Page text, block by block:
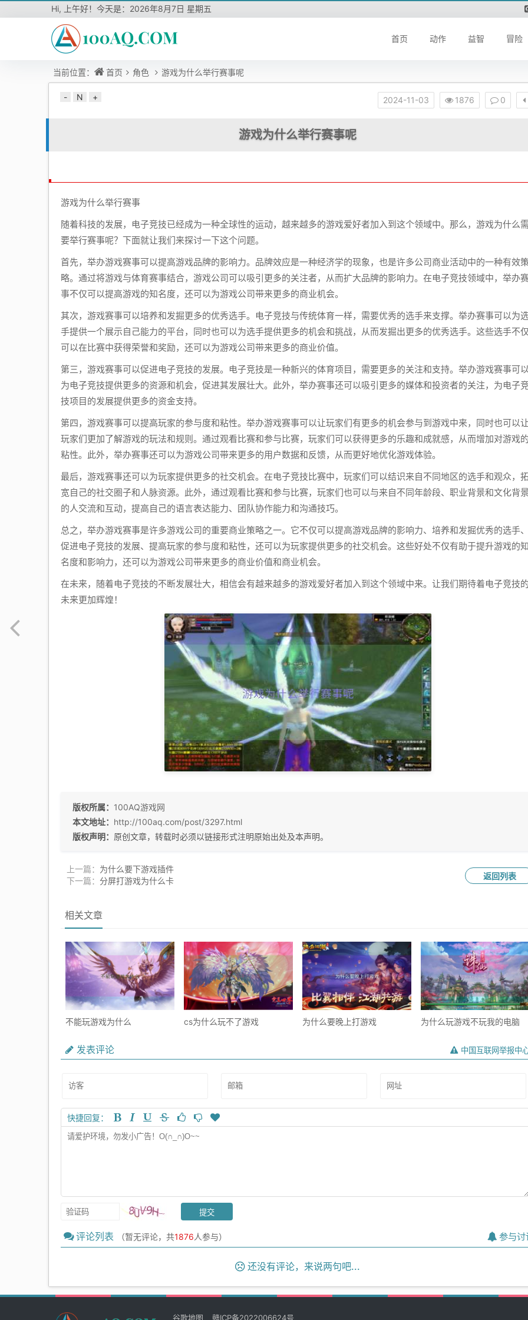
Hi, 上午好！今天是： 2026年8月7日 星期五
首页 动作 益智 冒险
当前位置： 首页 角色 游戏为什么举行赛事呢
2024-11-03 1876 0
- N +
游戏为什么举行赛事呢
游戏为什么举行赛事
随着科技的发展，电子竞技已经成为一种全球性的运动，越来越多的游戏爱好者加入到这个领域中。那么，游戏为什么
要举行赛事呢？下面就让我们来探讨一下这个问题。
首先，举办游戏赛事可以提高游戏品牌的影响力。品牌效应是一种经济学的现象，也是许多公司商业活动中的一种有效
略。通过将游戏与体育赛事结合，游戏公司可以吸引更多的关注者，从而扩大品牌的影响力。在电子竞技领域中，举办
事不仅可以提高游戏的知名度，还可以为游戏公司带来更多的商业机会。
其次，游戏赛事可以培养和发掘更多的优秀选手。电子竞技与传统体育一样，需要优秀的选手来支撑。举办赛事可以为
手提供一个展示自己能力的平台，同时也可以为选手提供更多的机会和挑战，从而发掘出更多的优秀选手。这些选手不
可以在比赛中获得荣誉和奖励，还可以为游戏公司带来更多的商业价值。
第三，游戏赛事可以促进电子竞技的发展。电子竞技是一种新兴的体育项目，需要更多的关注和支持。举办游戏赛事可
为电子竞技提供更多的资源和机会，促进其发展壮大。此外，举办赛事还可以吸引更多的媒体和投资者的关注，为电子
技项目的发展提供更多的资金支持。
第四，游戏赛事可以提高玩家的参与度和粘性。举办游戏赛事可以让玩家们有更多的机会参与到游戏中来，同时也可以
玩家们更加了解游戏的玩法和规则。通过观看比赛和参与比赛，玩家们可以获得更多的乐趣和成就感，从而增加对游戏
粘性。此外，举办赛事还可以为游戏公司带来更多的用户数据和反馈，从而更好地优化游戏体验。
最后，游戏赛事还可以为玩家提供更多的社交机会。在电子竞技比赛中，玩家们可以结识来自不同地区的选手和观众，
宽自己的社交圈子和人脉资源。此外，通过观看比赛和参与比赛，玩家们也可以与来自不同年龄段、职业背景和文化背
的人交流和互动，提高自己的语言表达能力、团队协作能力和沟通技巧。
总之，举办游戏赛事是许多游戏公司的重要商业策略之一。它不仅可以提高游戏品牌的影响力、培养和发掘优秀的选手
促进电子竞技的发展、提高玩家的参与度和粘性，还可以为玩家提供更多的社交机会。这些好处不仅有助于提升游戏的
名度和影响力，还可以为游戏公司带来更多的商业价值和商业机会。
在未来，随着电子竞技的不断发展壮大，相信会有越来越多的游戏爱好者加入到这个领域中来。让我们期待着电子竞技
未来更加辉煌！
版权所属： 100AQ游戏网
本文地址： http://100aq.com/post/3297.html
版权声明： 原创文章，转载时必须以链接形式注明原始出处及本声明。
返回列表
上一篇： 为什么要下游戏插件
下一篇： 分屏打游戏为什么卡
相关文章
不能玩游戏为什么 cs为什么玩不了游戏 为什么要晚上打游戏 为什么玩游戏不玩我的电脑
发表评论 中国互联网举报中
快捷回复：
评论列表 （暂无评论，共1876人参与） 参与讨
还没有评论，来说两句吧...
谷歌地图 赣ICP备2022006624号